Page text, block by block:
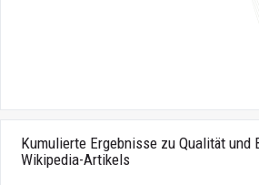
Kumulierte Ergebnisse zu Qualität und
Wikipedia-Artikels